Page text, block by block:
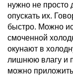
нужно не просто
опускать их.
быстро. Можно
смоченной
окунают в
лишнюю влагу и
можно